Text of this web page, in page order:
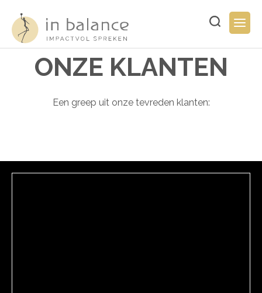
naar
inhoud
Typ
ONZE KLANTEN
Een greep uit onze tevreden klanten: